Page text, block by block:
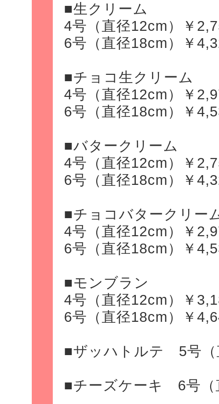
■生クリーム
4号（直径12cm）￥
6号（直径18cm）￥
■チョコ生クリーム
4号（直径12cm）￥
6号（直径18cm）￥
■バタークリーム
4号（直径12cm）￥
6号（直径18cm）￥
■チョコバタークリー
4号（直径12cm）￥
6号（直径18cm）￥
■モンブラン
4号（直径12cm）￥
6号（直径18cm）￥
■ザッハトルテ 5号（
■チーズケーキ 6号（